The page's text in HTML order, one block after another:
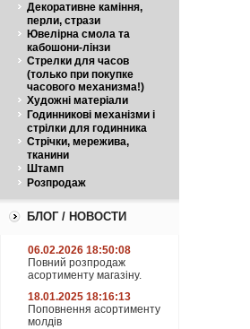
Декоративне каміння,
перли, стрази
Ювелірна смола та
кабошони-лінзи
Стрелки для часов
(только при покупке
часового механизма!)
Художні матеріали
Годинникові механізми і
стрілки для годинника
Стрічки, мережива,
тканини
Штамп
Розпродаж
БЛОГ / НОВОСТИ
06.02.2026 18:50:08
Повний розпродаж
асортименту магазіну.
18.01.2025 18:16:13
Поповнення асортименту
молдів